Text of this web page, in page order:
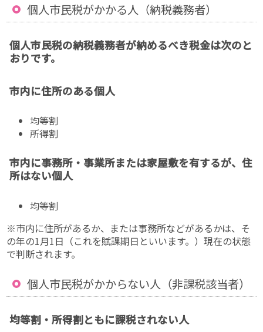
個人市民税がかかる人（納税義務者）
個人市民税の納税義務者が納めるべき税金は次のと
おりです。
市内に住所のある個人
均等割
所得割
市内に事務所・事業所または家屋敷を有するが、住
所はない個人
均等割
※市内に住所があるか、または事務所などがあるかは、そ
の年の1月1日（これを賦課期日といいます。）現在の状態
で判断されます。
個人市民税がかからない人（非課税該当者）
均等割・所得割ともに課税されない人